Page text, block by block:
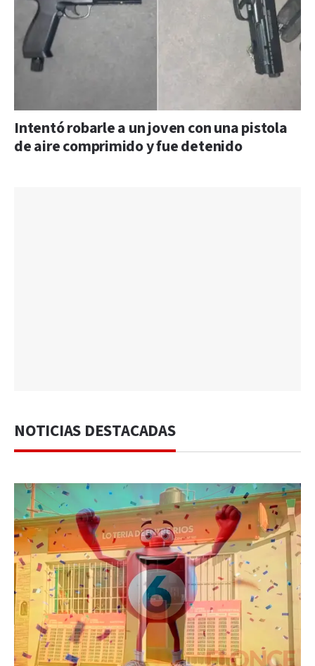
Intentó robarle a un joven con una pistola
de aire comprimido y fue detenido
NOTICIAS DESTACADAS